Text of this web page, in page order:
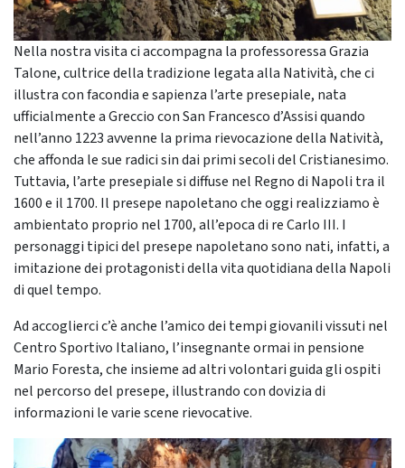
Nella nostra visita ci accompagna la professoressa Grazia
Talone, cultrice della tradizione legata alla Natività, che ci
illustra con facondia e sapienza l’arte presepiale, nata
ufficialmente a Greccio con San Francesco d’Assisi quando
nell’anno 1223 avvenne la prima rievocazione della Natività,
che affonda le sue radici sin dai primi secoli del Cristianesimo.
Tuttavia, l’arte presepiale si diffuse nel Regno di Napoli tra il
1600 e il 1700. Il presepe napoletano che oggi realizziamo è
ambientato proprio nel 1700, all’epoca di re Carlo III. I
personaggi tipici del presepe napoletano sono nati, infatti, a
imitazione dei protagonisti della vita quotidiana della Napoli
di quel tempo.
Ad accoglierci c’è anche l’amico dei tempi giovanili vissuti nel
Centro Sportivo Italiano, l’insegnante ormai in pensione
Mario Foresta, che insieme ad altri volontari guida gli ospiti
nel percorso del presepe, illustrando con dovizia di
informazioni le varie scene rievocative.